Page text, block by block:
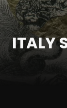
ITALY